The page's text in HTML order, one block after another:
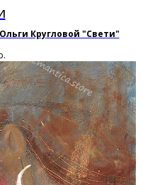
Кругловой "Свети"